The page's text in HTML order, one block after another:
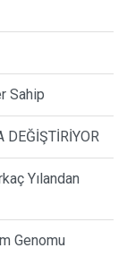
Sahip
DEĞİŞTİRİYOR
Yılandan
Genomu